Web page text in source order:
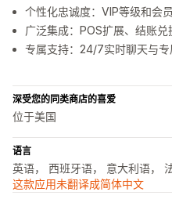
个性化忠诚度：VIP等级和会
广泛集成：POS扩展、结账
专属支持：24/7实时聊天与
深受您的同类商店的喜爱
位于美国
语言
英语， 西班牙语， 意大利语，
这款应用未翻译成简体中文